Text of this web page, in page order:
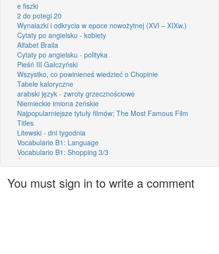
e fiszki
2 do potegi 20
Wynalazki i odkrycia w epoce nowożytnej (XVI – XIXw.)
Cytaty po angielsku - kobiety
Alfabet Braila
Cytaty po angielsku - polityka
Pieśń III Gałczyński
Wszystko, co powinieneś wiedzieć o Chopinie
Tabele kaloryczne
arabski język - zwroty grzecznościowe
Niemieckie imiona żeńskie
Najpopularniejsze tytuły filmów; The Most Famous Film
Titles
Litewski - dni tygodnia
Vocabulario B1: Language
Vocabulario B1: Shopping 3/3
You must sign in to write a comment